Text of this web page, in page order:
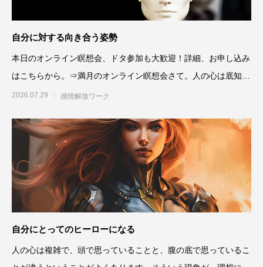
自分に対する向き合う姿勢
本日のオンライン瞑想会、ドタ参加も大歓迎！詳細、お申し込み
はこちらから。⇒満月のオンライン瞑想会さて。人の心は底知れ
ず、素
2026.07.29 感情解放ワーク
自分にとってのヒーローになる
人の心は複雑で、頭で思っていることと、腹の底で思っているこ